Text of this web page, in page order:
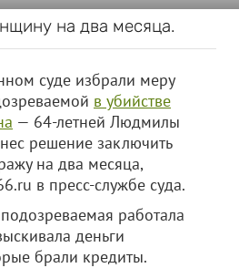
на два месяца.
суде избрали меру
в убийстве
— 64-летней Людмилы
решение заключить
на два месяца,
в пресс-службе суда.
работала
деньги
брали кредиты.